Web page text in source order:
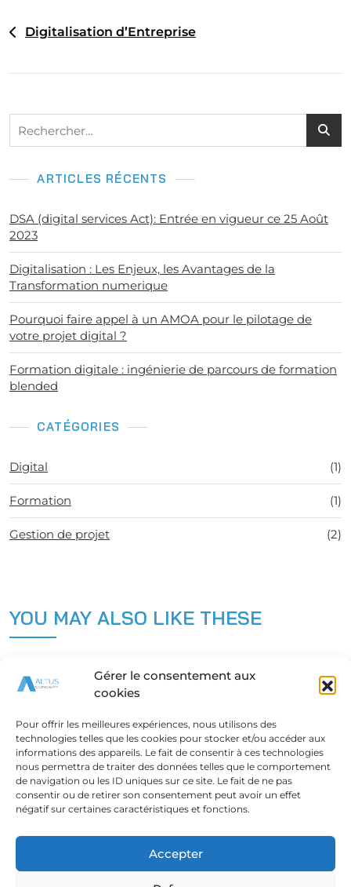
Gérer le consentement aux
cookies
Pour offrir les meilleures expériences, nous utilisons des
technologies telles que les cookies pour stocker et/ou accéder aux
informations des appareils. Le fait de consentir à ces technologies
nous permettra de traiter des données telles que le comportement
de navigation ou les ID uniques sur ce site. Le fait de ne pas
consentir ou de retirer son consentement peut avoir un effet
négatif sur certaines caractéristiques et fonctions.
Accepter
NAVIGATION
L’ARTICLE
Digitalisation d’Entreprise
ARTICLES RÉCENTS
DSA (digital services Act): Entrée en vigueur ce 25 Août
2023
Digitalisation : Les Enjeux, les Avantages de la
Transformation numerique
Pourquoi faire appel à un AMOA pour le pilotage de
votre projet digital ?
Formation digitale : ingénierie de parcours de formation
blended
CATÉGORIES
Digital (1)
Formation (1)
Gestion de projet (2)
YOU MAY ALSO LIKE THESE
No Related Post